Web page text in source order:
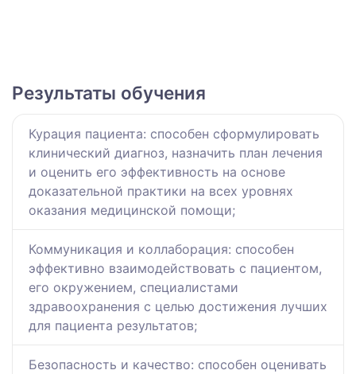
Результаты обучения
Курация пациента: способен сформулировать
клинический диагноз, назначить план лечения
и оценить его эффективность на основе
доказательной практики на всех уровнях
оказания медицинской помощи;
Коммуникация и коллаборация: способен
эффективно взаимодействовать с пациентом,
его окружением, специалистами
здравоохранения с целью достижения лучших
для пациента результатов;
Безопасность и качество: способен оценивать